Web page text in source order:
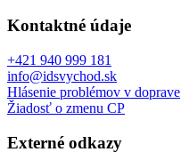
Kontaktné údaje
+421 940 999 181
info@idsvychod.sk
Hlásenie problémov v doprave
Žiadosť o zmenu CP
Externé odkazy